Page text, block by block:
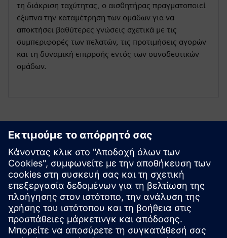
τη διάκριση ταχύτητας, ο αισθητήρας πραγματοποιεί
έξυπνα την καταμέτρηση των ομάδων για να
αποκτήσει βαθύτερες γνώσεις σχετικά με τις
συμπεριφορές των πελατών, τις προτιμήσεις αγορών
και τη δυναμική επιρροής εντός των συνοδευτικών
ομάδων.
Εξερευνήστε πόρους και
σχετικά προϊόντα
Πρόσθετες πληροφορίες και πόροι
Σειρά μέτρησης ατόμων Milesight Stereo Vision - Λιανική